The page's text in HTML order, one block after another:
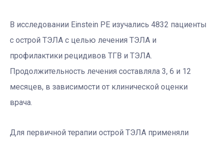
В исследовании Einstein PE изучались 4832 пациенты
с острой ТЭЛА с целью лечения ТЭЛА и
профилактики рецидивов ТГВ и ТЭЛА.
Продолжительность лечения составляла 3, 6 и 12
месяцев, в зависимости от клинической оценки
врача.
Для первичной терапии острой ТЭЛА применяли